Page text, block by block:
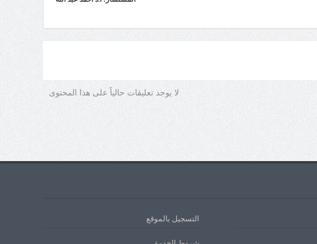
لا يوجد تعليقات حالياً على هذا المحتوى
التسجيل بالموقع